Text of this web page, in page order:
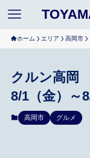
ホーム エリア 高岡市
クルン高岡
8/1（金）～
高岡市 グルメ